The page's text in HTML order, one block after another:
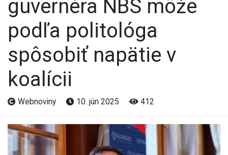
guvernéra NBS môže
podľa politológa
spôsobiť napätie v
koalícii
Webnoviny 10. jún 2025 412